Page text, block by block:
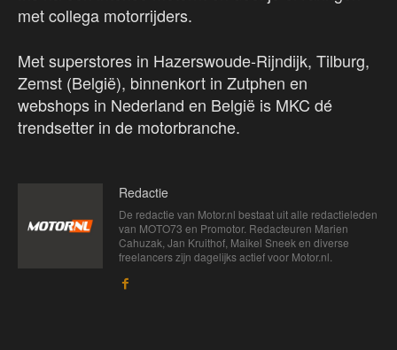
met collega motorrijders.
Met superstores in Hazerswoude-Rijndijk, Tilburg,
Zemst (België), binnenkort in Zutphen en
webshops in Nederland en België is MKC dé
trendsetter in de motorbranche.
Redactie
De redactie van Motor.nl bestaat uit alle redactieleden
van MOTO73 en Promotor. Redacteuren Marien
Cahuzak, Jan Kruithof, Maikel Sneek en diverse
freelancers zijn dagelijks actief voor Motor.nl.